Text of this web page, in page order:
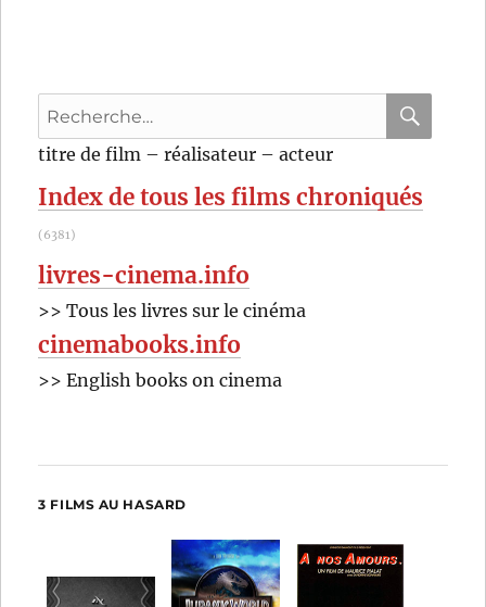
Visconti
Recherche
pour
:
titre de film – réalisateur – acteur
Index de tous les films chroniqués
(6381)
livres-cinema.info
>> Tous les livres sur le cinéma
cinemabooks.info
>> English books on cinema
3 FILMS AU HASARD